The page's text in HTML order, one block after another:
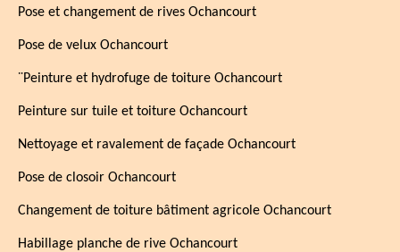
Pose et changement de rives Ochancourt
Pose de velux Ochancourt
¨Peinture et hydrofuge de toiture Ochancourt
Peinture sur tuile et toiture Ochancourt
Nettoyage et ravalement de façade Ochancourt
Pose de closoir Ochancourt
Changement de toiture bâtiment agricole Ochancourt
Habillage planche de rive Ochancourt